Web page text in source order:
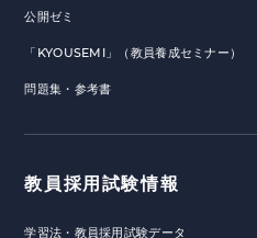
公開ゼミ
「KYOUSEMI」（教員養成セミナー）
問題集・参考書
教員採用試験情報
学習法・教員採用試験データ